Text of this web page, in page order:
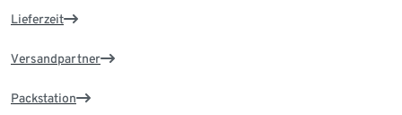
Lieferzeit
Versandpartner
Packstation